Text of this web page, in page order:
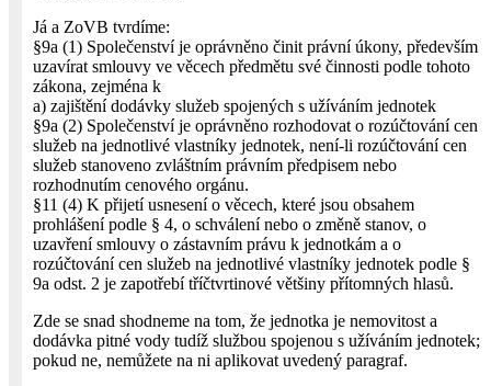
Já a ZoVB tvrdíme:
§9a (1) Společenství je oprávněno činit právní úkony, především
uzavírat smlouvy ve věcech předmětu své činnosti podle tohoto
zákona, zejména k
a) zajištění dodávky služeb spojených s užíváním jednotek
§9a (2) Společenství je oprávněno rozhodovat o rozúčtování cen
služeb na jednotlivé vlastníky jednotek, není-li rozúčtování cen
služeb stanoveno zvláštním právním předpisem nebo
rozhodnutím cenového orgánu.
§11 (4) K přijetí usnesení o věcech, které jsou obsahem
prohlášení podle § 4, o schválení nebo o změně stanov, o
uzavření smlouvy o zástavním právu k jednotkám a o
rozúčtování cen služeb na jednotlivé vlastníky jednotek podle §
9a odst. 2 je zapotřebí tříčtvrtinové většiny přítomných hlasů.
Zde se snad shodneme na tom, že jednotka je nemovitost a
dodávka pitné vody tudíž službou spojenou s užíváním jednotek;
pokud ne, nemůžete na ni aplikovat uvedený paragraf.